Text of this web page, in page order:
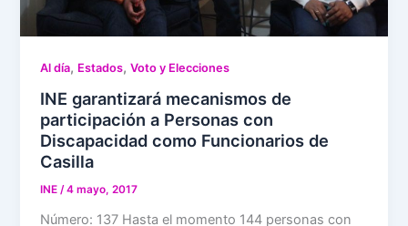
Al día, Estados,Voto y Elecciones
INE garantizará mecanismos de
participación a Personas con
Discapacidad como Funcionarios de
Casilla
INE/4 mayo, 2017
Número: 137 Hasta el momento 144 personas con